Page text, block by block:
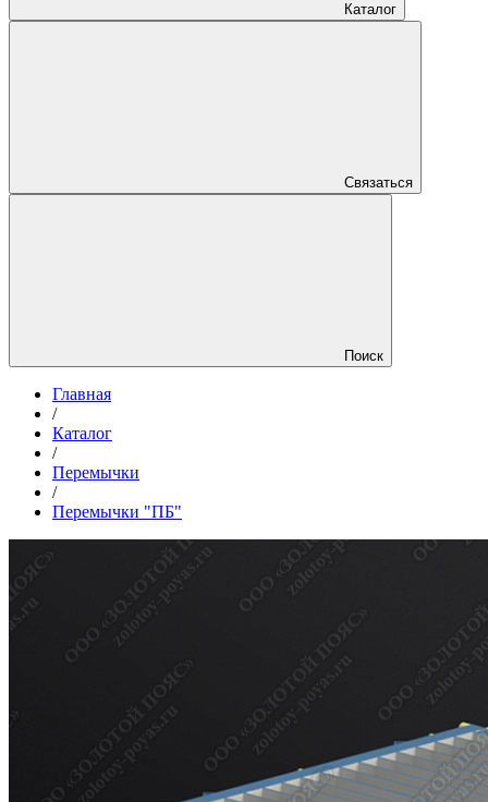
Каталог
Связаться
Поиск
Главная
/
Каталог
/
Перемычки
/
Перемычки "ПБ"